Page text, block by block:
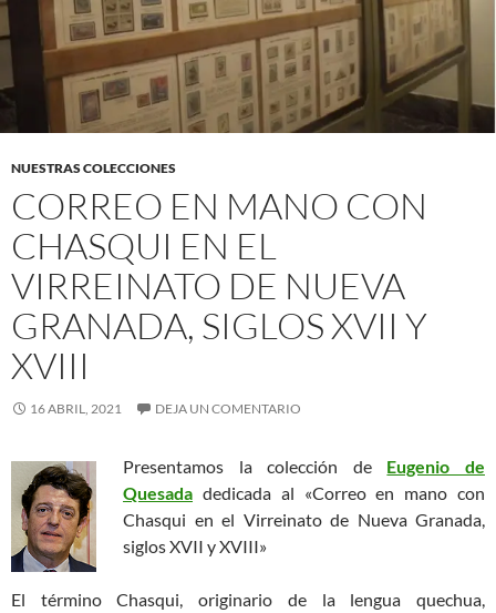
NUESTRAS COLECCIONES
CORREO EN MANO CON
CHASQUI EN EL
VIRREINATO DE NUEVA
GRANADA, SIGLOS XVII Y
XVIII
16 ABRIL, 2021 DEJA UN COMENTARIO
Presentamos la colección de Eugenio de
Quesada dedicada al «Correo en mano con
Chasqui en el Virreinato de Nueva Granada,
siglos XVII y XVIII»
El término Chasqui, originario de la lengua quechua,